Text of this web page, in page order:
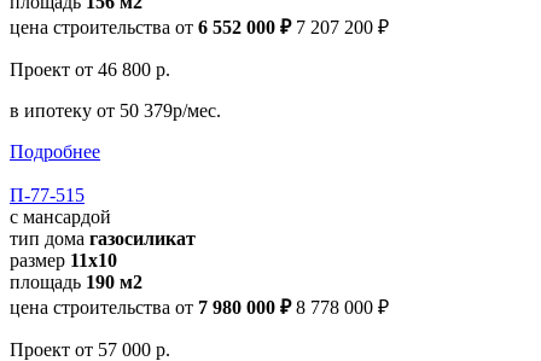
цена строительства от 6 552 000 ₽ 7 207 200 ₽
Проект от 46 800 р.
в ипотеку от 50 379р/мес.
Подробнее
П-77-515
с мансардой
тип дома газосиликат
размер 11х10
площадь 190 м2
цена строительства от 7 980 000 ₽ 8 778 000 ₽
Проект от 57 000 р.